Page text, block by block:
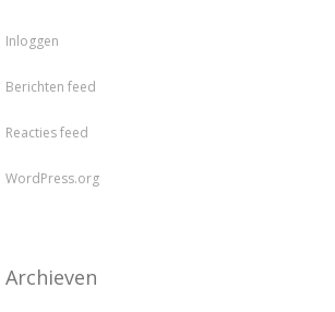
Inloggen
Berichten feed
Reacties feed
WordPress.org
Archieven